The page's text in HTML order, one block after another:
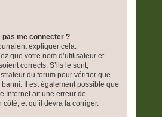
pas me connecter ?
expliquer cela.
que votre nom d’utilisateur et
corrects. S’ils le sont,
du forum pour vérifier que
banni. Il est également possible que
Internet ait une erreur de
et qu’il devra la corriger.